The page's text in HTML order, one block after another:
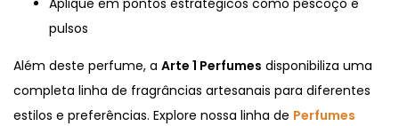
Aplique em pontos estratégicos como pescoço e
pulsos
Além deste perfume, a Arte 1 Perfumes disponibiliza uma
completa linha de fragrâncias artesanais para diferentes
estilos e preferências. Explore nossa linha de Perfumes